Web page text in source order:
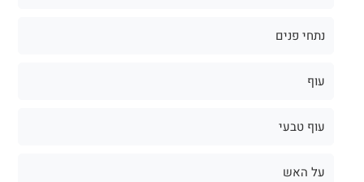
נתחי פנים
עוף
עוף טבעי
על האש